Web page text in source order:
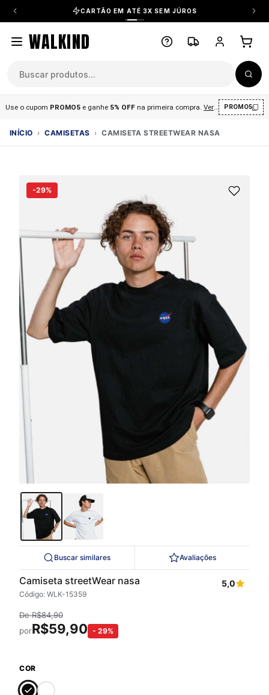
CARTÃO EM ATÉ 3X SEM JÚROS
WALKIND
Use o cupom PROMO5 e ganhe 5% OFF na primeira compra Ver condições .
PROMO5
INÍCIO › CAMISETAS › CAMISETA STREETWEAR NASA
-29%
Buscar similares Avaliações
Camiseta streetWear nasa
Código: WLK-15359
5,0
DeR$84,90
porR$59,90 - 29%
COR